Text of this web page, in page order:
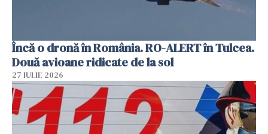
Încă o dronă în România. RO-ALERT în Tulcea.
Două avioane ridicate de la sol
27 IULIE 2026